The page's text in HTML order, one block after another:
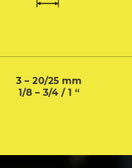
3 – 20/25 mm
1/8 – 3/4 / 1 “